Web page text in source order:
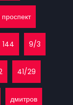
144 9/3
41/29
дмитров